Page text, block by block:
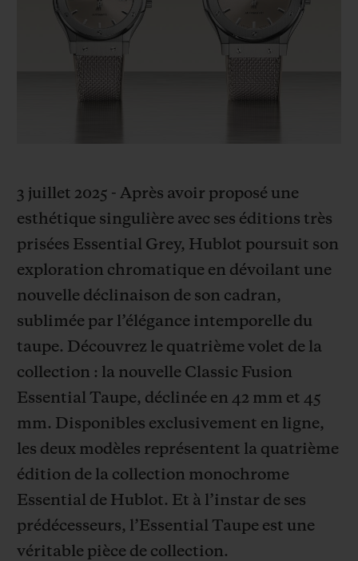
3 juillet 2025 - Après avoir proposé une
esthétique singulière avec ses éditions très
prisées Essential Grey, Hublot poursuit son
exploration chromatique en dévoilant une
nouvelle déclinaison de son cadran,
sublimée par l’élégance intemporelle du
taupe. Découvrez le quatrième volet de la
collection : la nouvelle Classic Fusion
Essential Taupe, déclinée en 42 mm et 45
mm. Disponibles exclusivement en ligne,
les deux modèles représentent la quatrième
édition de la collection monochrome
Essential de Hublot. Et à l’instar de ses
prédécesseurs, l’Essential Taupe est une
véritable pièce de collection.
SUMMER MULTI-
COLORED CERAMIC
BIG BANG
PEACH CERAMIC ESSENTIAL
GARANTIE 5+5
HUBLOTISTA ET EXTENSION DE GARANTIE
DÉLAI DE LIVRAISON
LIVRAISON ET RETOURS GRATUITS
PAIEMENT SÉCURISÉ
NOUS CONTACTER